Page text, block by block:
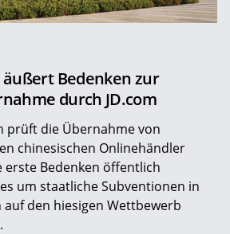
äußert Bedenken zur
durch JD.com
prüft die Übernahme von
chinesischen Onlinehändler
erste Bedenken öffentlich
um staatliche Subventionen in
auf den hiesigen Wettbewerb